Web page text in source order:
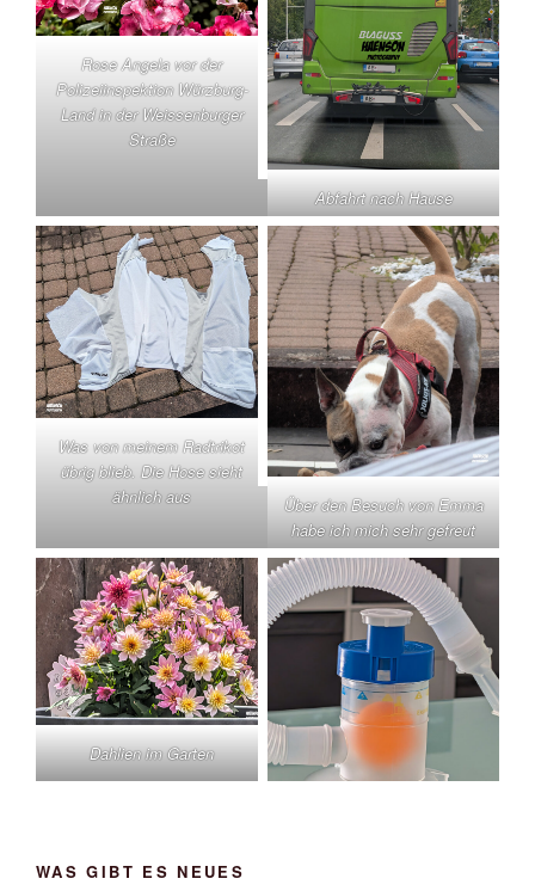
Rose Angela vor der
Polizeiinspektion Würzburg-
Land in der Weissenburger
Straße
Abfahrt nach Hause
Was von meinem Radtrikot
übrig blieb. Die Hose sieht
ähnlich aus
Über den Besuch von Emma
habe ich mich sehr gefreut
Dahlien im Garten
WAS GIBT ES NEUES